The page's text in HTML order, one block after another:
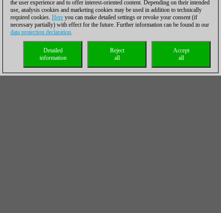
the user experience and to offer interest-oriented content. Depending on their intended
use, analysis cookies and marketing cookies may be used in addition to technically
required cookies. Here you can make detailed settings or revoke your consent (if
necessary partially) with effect for the future. Further information can be found in our
data protection declaration.
Accept
all
Reject
all
Detailed
information